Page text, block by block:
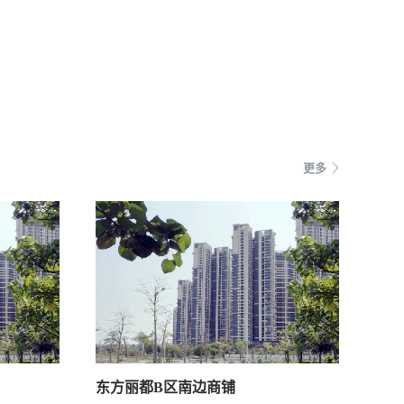
更多
东方丽都B区南边商铺